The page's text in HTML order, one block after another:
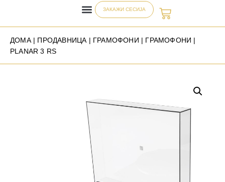
ЗАКАЖИ СЕСИЈА
ДОМА| ПРОДАВНИЦА | ГРАМОФОНИ | ГРАМОФОНИ |
PLANAR 3 RS